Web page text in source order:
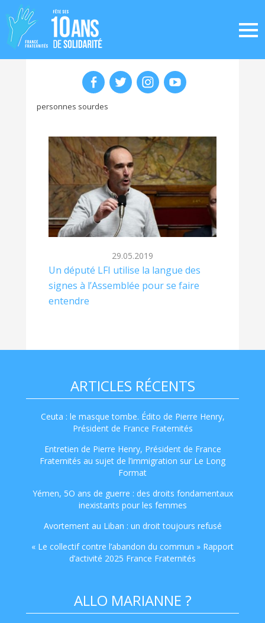
personnes sourdes
29.05.2019
Un député LFI utilise la langue des
signes à l’Assemblée pour se faire
entendre
ARTICLES RÉCENTS
Ceuta : le masque tombe. Édito de Pierre Henry,
Président de France Fraternités
Entretien de Pierre Henry, Président de France
Fraternités au sujet de l’immigration sur Le Long
Format
Yémen, 5O ans de guerre : des droits fondamentaux
inexistants pour les femmes
Avortement au Liban : un droit toujours refusé
« Le collectif contre l’abandon du commun » Rapport
d’activité 2025 France Fraternités
ALLO MARIANNE ?